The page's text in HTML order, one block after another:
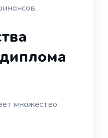
множество